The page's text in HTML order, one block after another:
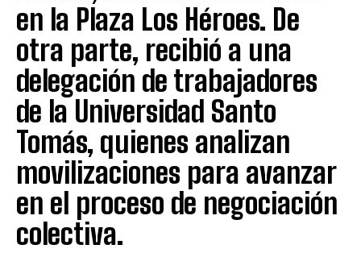
en la Plaza Los Héroes. De
otra parte, recibió a una
delegación de trabajadores
de la Universidad Santo
Tomás, quienes analizan
movilizaciones para avanzar
en el proceso de negociación
colectiva.